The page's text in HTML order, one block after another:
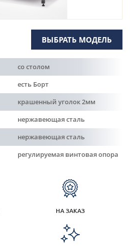
ВЫБРАТЬ МОДЕЛЬ
со столом
есть Борт
крашенный уголок 2мм
нержавеющая сталь
нержавеющая сталь
регулируемая винтовая опора
НА ЗАКАЗ